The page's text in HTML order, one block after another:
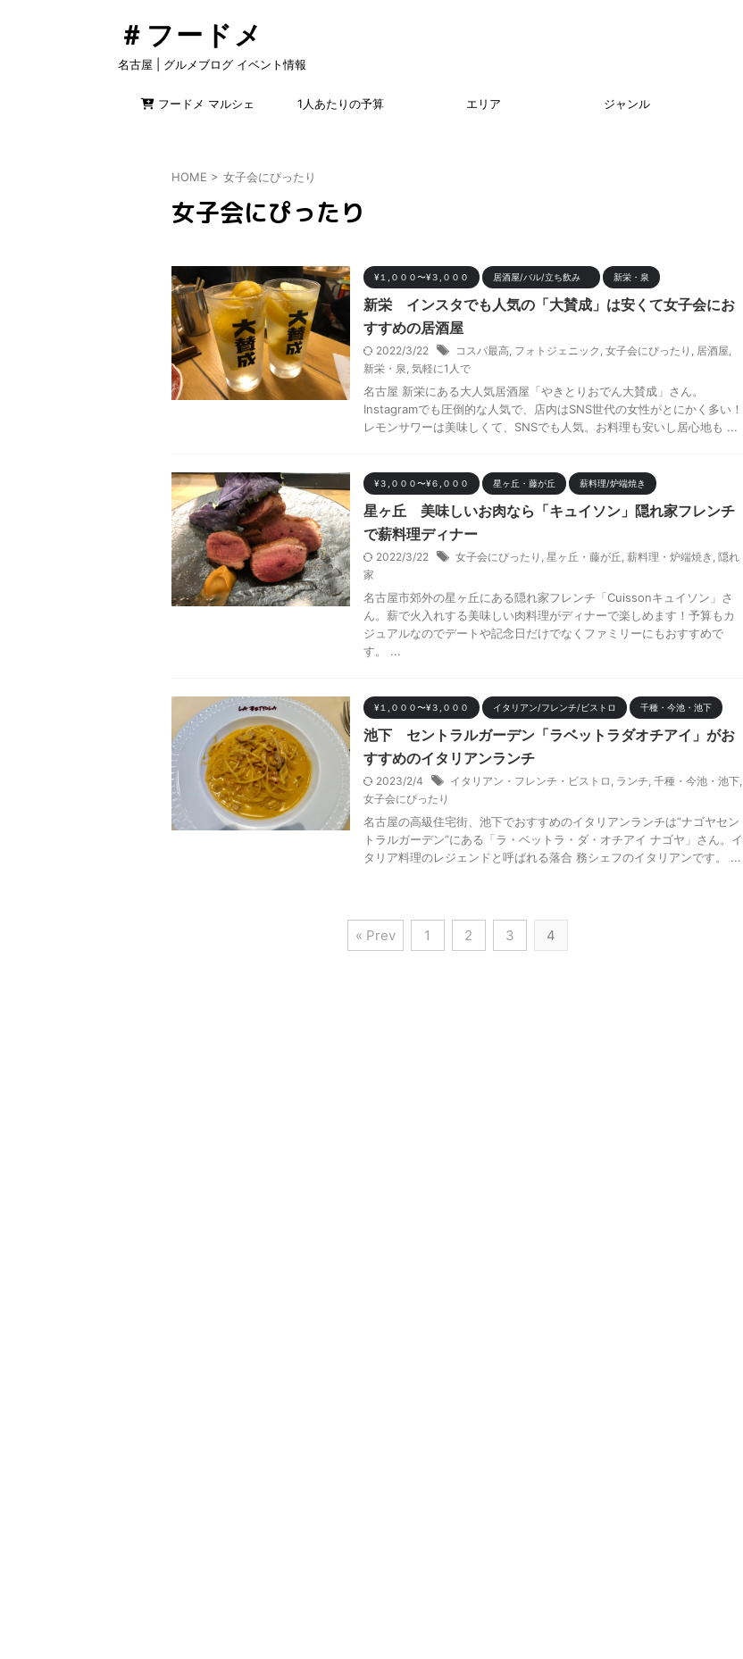
＃フードメ
名古屋 | グルメブログ イベント情報
フードメ マルシェ 1人あたりの予算 エリア ジャンル
HOME > 女子会にぴったり
女子会にぴったり
¥１,０００〜¥３,０００ 居酒屋/バル/立ち飲み 新栄・泉
新栄 インスタでも人気の「大賛成」は安くて女子会にお
すすめの居酒屋
2022/3/22 コスパ最高, フォトジェニック , 女子会にぴったり , 居酒屋,
新栄・泉, 気軽に1人で
名古屋 新栄にある大人気居酒屋「やきとりおでん大賛成」さん。
Instagramでも圧倒的な人気で、店内はSNS世代の女性がとにかく多い！
レモンサワーは美味しくて、SNSでも人気。お料理も安いし居心地も ...
¥３,０００〜¥６,０００ 星ヶ丘・藤が丘 薪料理/炉端焼き
星ヶ丘 美味しいお肉なら「キュイソン」隠れ家フレンチ
で薪料理ディナー
2022/3/22 女子会にぴったり , 星ヶ丘・藤が丘, 薪料理・炉端焼き , 隠れ
家
名古屋市郊外の星ヶ丘にある隠れ家フレンチ「Cuissonキュイソン」さ
ん。薪で火入れする美味しい肉料理がディナーで楽しめます！予算もカ
ジュアルなのでデートや記念日だけでなくファミリーにもおすすめで
す。 ...
¥１,０００〜¥３,０００ イタリアン/フレンチ/ビストロ 千種・今池・池下
池下 セントラルガーデン「ラベットラダオチアイ」がお
すすめのイタリアンランチ
2023/2/4 イタリアン・フレンチ・ビストロ , ランチ, 千種・今池・池下,
女子会にぴったり
名古屋の高級住宅街、池下でおすすめのイタリアンランチは”ナゴヤセン
トラルガーデン”にある「ラ・ベットラ・ダ・オチアイ ナゴヤ」さん。イ
タリア料理のレジェンドと呼ばれる落合 務シェフのイタリアンです。 ...
« Prev 1 2 3 4